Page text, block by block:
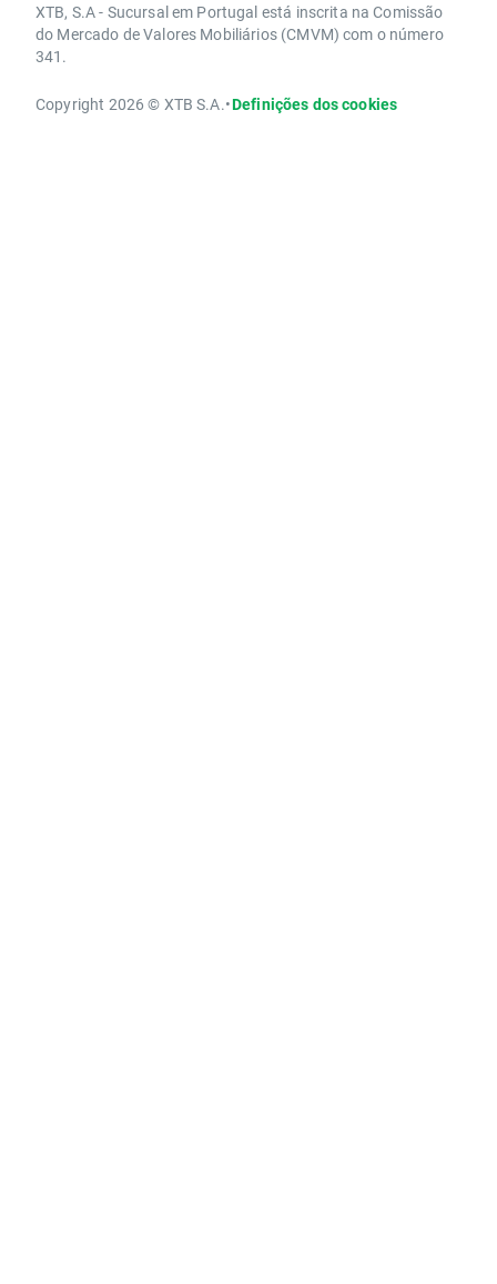
XTB, S.A - Sucursal em Portugal está inscrita na Comissão
do Mercado de Valores Mobiliários (CMVM) com o número
341.
Copyright 2026 © XTB S.A.•Definições dos cookies